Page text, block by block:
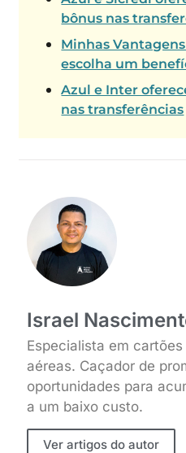
bônus nas
Minhas
escolha um
Azul e Inter
nas transferências
Israel
Especialista em
aéreas. Caçador de
oportunidades para
a um baixo custo.
Ver artigos do autor